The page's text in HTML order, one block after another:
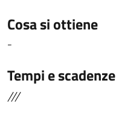
Cosa si ottiene
-
Tempi e scadenze
///